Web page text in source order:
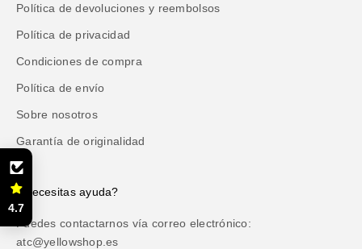
Política de devoluciones y reembolsos
Política de privacidad
Condiciones de compra
Política de envío
Sobre nosotros
Garantía de originalidad
¿Necesitas ayuda?
Puedes contactarnos vía correo electrónico:
atc@yellowshop.es
4.7